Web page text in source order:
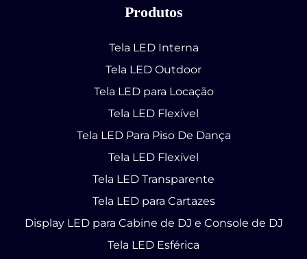
Produtos
Tela LED Interna
Tela LED Outdoor
Tela LED para Locação
Tela LED Flexível
Tela LED Para Piso De Dança
Tela LED Flexível
Tela LED Transparente
Tela LED para Cartazes
Display LED para Cabine de DJ e Console de DJ
Tela LED Esférica